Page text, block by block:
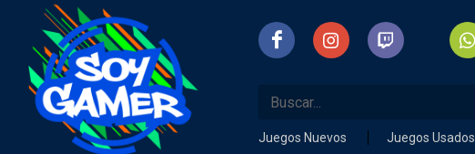
Juegos Nuevos Juegos Usados